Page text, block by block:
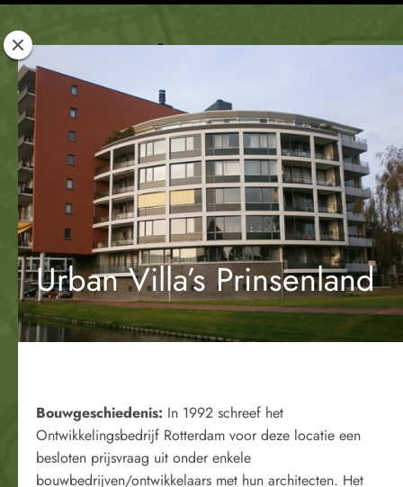
Rotterdam
Woont
Urban Villa’s Prinsenland
Bouwgeschiedenis: In 1992 schreef het
Ontwikkelingsbedrijf Rotterdam voor deze locatie een
besloten prijsvraag uit onder enkele
bouwbedrijven/ontwikkelaars met hun architecten. Het